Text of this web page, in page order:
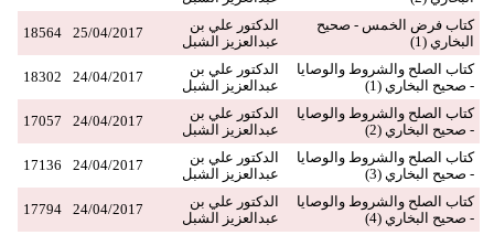
كتاب فرض الخمس - صحيح
البخاري (1)
الدكتور علي بن
عبدالعزيز الشبل
25/04/2017
18564
كتاب الصلح والشروط والوصايا
- صحيح البخاري (1)
الدكتور علي بن
عبدالعزيز الشبل
24/04/2017
18302
كتاب الصلح والشروط والوصايا
- صحيح البخاري (2)
الدكتور علي بن
عبدالعزيز الشبل
24/04/2017
17057
كتاب الصلح والشروط والوصايا
- صحيح البخاري (3)
الدكتور علي بن
عبدالعزيز الشبل
24/04/2017
17136
كتاب الصلح والشروط والوصايا
- صحيح البخاري (4)
الدكتور علي بن
عبدالعزيز الشبل
24/04/2017
17794